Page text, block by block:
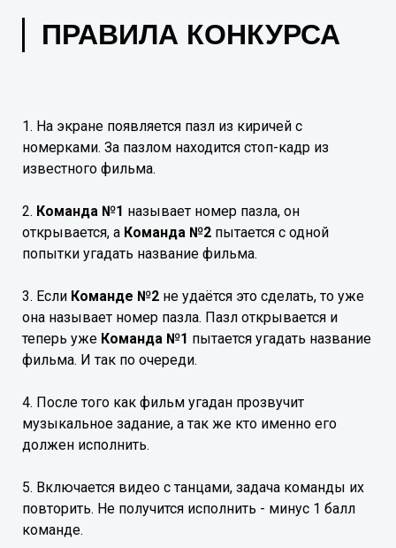
ПРАВИЛА КОНКУРСА
1. На экране появляется пазл из киричей с
номерками. За пазлом находится стоп-кадр из
известного фильма.
2. Команда №1 называет номер пазла, он
открывается, а Команда №2 пытается с одной
попытки угадать название фильма.
3. Если Команде №2 не удаётся это сделать, то уже
она называет номер пазла. Пазл открывается и
теперь уже Команда №1 пытается угадать название
фильма. И так по очереди.
4. После того как фильм угадан прозвучит
музыкальное задание, а так же кто именно его
должен исполнить.
5. Включается видео с танцами, задача команды их
повторить. Не получится исполнить - минус 1 балл
команде.